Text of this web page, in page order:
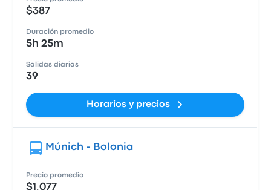
$387
Duración promedio
5h 25m
Salidas diarias
39
Horarios y precios
Múnich - Bolonia
Precio promedio
$1,077